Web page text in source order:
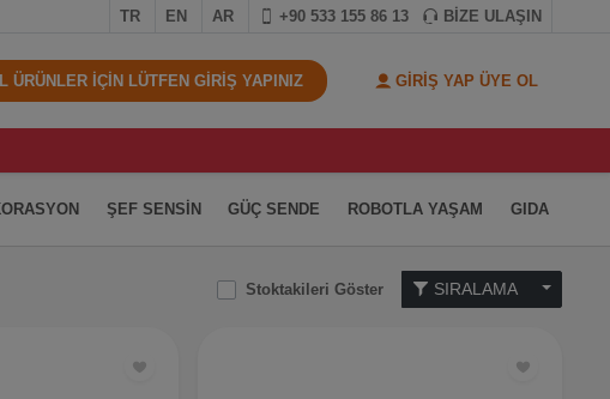
TR EN AR +90 533 155 86 13 BİZE ULAŞIN
ÜRÜNLER İÇİN LÜTFEN GİRİŞ YAPINIZ GİRİŞ YAP ÜYE OL
ŞEF SENSİN GÜÇ SENDE ROBOTLA YAŞAM GIDA
Stoktakileri Göster